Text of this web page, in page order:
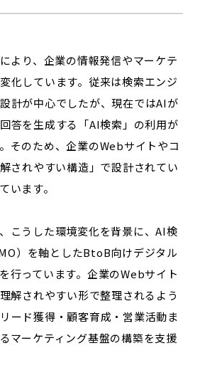
す
アンバサダー
より、企業の情報発信やマーケテ
化しています。従来は検索エンジ
計が中心でしたが、現在ではAIが
答を生成する「AI検索」の利用が
そのため、企業のWebサイトやコ
されやすい構造」で設計されてい
います。
こうした環境変化を背景に、AI検
）を軸としたBtoB向けデジタル
行っています。企業のWebサイト
解されやすい形で整理されるよう
ード獲得・顧客育成・営業活動ま
マーケティング基盤の構築を支援